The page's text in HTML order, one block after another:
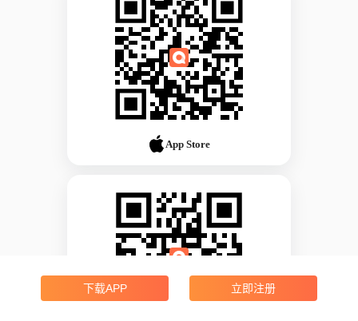
App Store
下载APP 立即注册